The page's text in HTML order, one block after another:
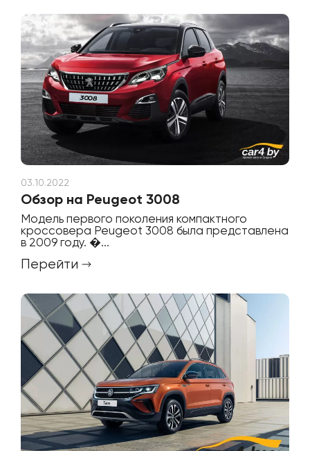
03.10.2022
Обзор на Peugeot 3008
Модель первого поколения компактного
кроссовера Peugeot 3008 была представлена
в 2009 году. �...
Перейти